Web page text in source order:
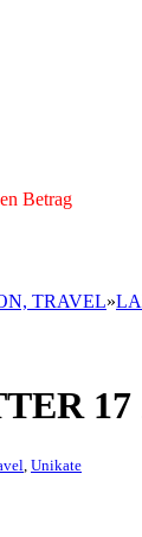
Betrag
TRAVEL»
Unikate